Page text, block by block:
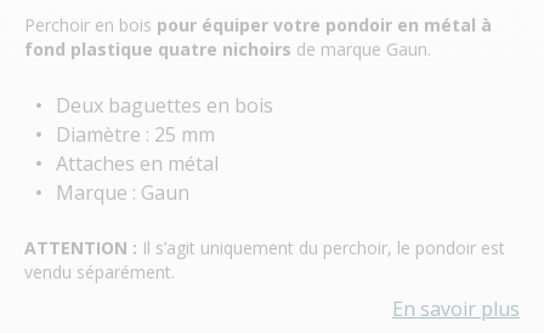
Perchoir en bois pour équiper votre pondoir en métal à
fond plastique quatre nichoirs de marque Gaun.
Deux baguettes en bois
Diamètre : 25 mm
Attaches en métal
Marque : Gaun
ATTENTION : Il s’agit uniquement du perchoir, le pondoir est
vendu séparément.
En savoir plus